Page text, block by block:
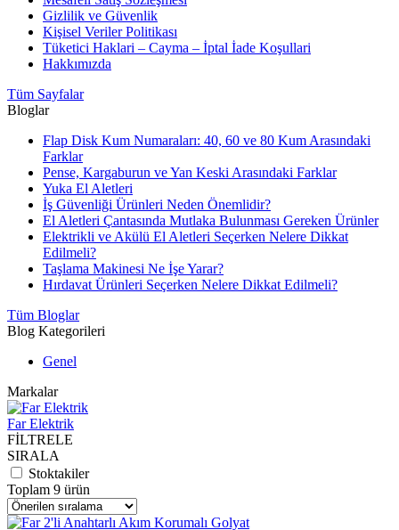
Gizlilik ve Güvenlik
Kişisel Veriler Politikası
Tüketici Haklari – Cayma – İptal İade Koşullari
Hakkımızda
Tüm Sayfalar
Bloglar
Flap Disk Kum Numaraları: 40, 60 ve 80 Kum Arasındaki
Farklar
Pense, Kargaburun ve Yan Keski Arasındaki Farklar
Yuka El Aletleri
İş Güvenliği Ürünleri Neden Önemlidir?
El Aletleri Çantasında Mutlaka Bulunması Gereken Ürünler
Elektrikli ve Akülü El Aletleri Seçerken Nelere Dikkat
Edilmeli?
Taşlama Makinesi Ne İşe Yarar?
Hırdavat Ürünleri Seçerken Nelere Dikkat Edilmeli?
Tüm Bloglar
Blog Kategorileri
Genel
Markalar
Far Elektrik
FİLTRELE
SIRALA
Stoktakiler
Toplam 9 ürün